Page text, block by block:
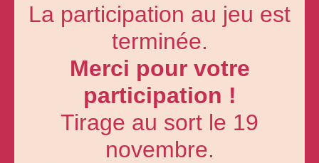
La participation au jeu est
terminée.
Merci pour votre
participation !
Tirage au sort le 19
novembre.